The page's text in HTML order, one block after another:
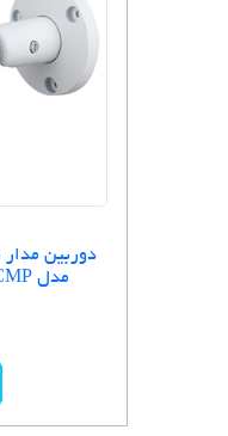
مدل HAC-HFW1500CMP